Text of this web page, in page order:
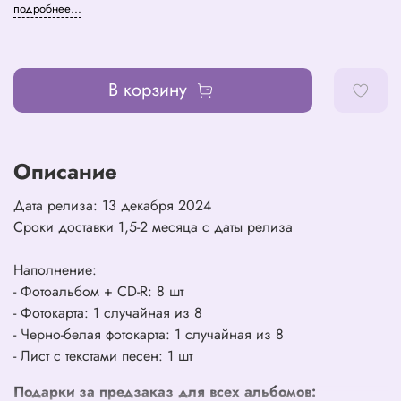
подробнее...
В корзину
Описание
Дата релиза: 13 декабря 2024
Сроки доставки 1,5-2 месяца с даты релиза
Наполнение:
- Фотоальбом + CD-R: 8 шт
- Фотокарта: 1 случайная из 8
- Черно-белая фотокарта: 1 случайная из 8
- Лист с текстами песен: 1 шт
Подарки за предзаказ для всех альбомов: